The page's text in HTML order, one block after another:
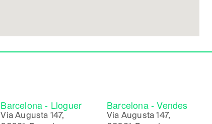
Barcelona - Lloguer
Via Augusta 147,
Barcelona - Vendes
Via Augusta 147,